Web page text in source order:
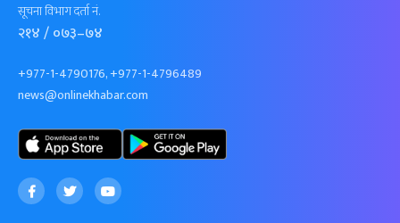
सूचना विभाग दर्ता नं.
२१४ / ०७३–७४
+977-1-4790176, +977-1-4796489
news@onlinekhabar.com